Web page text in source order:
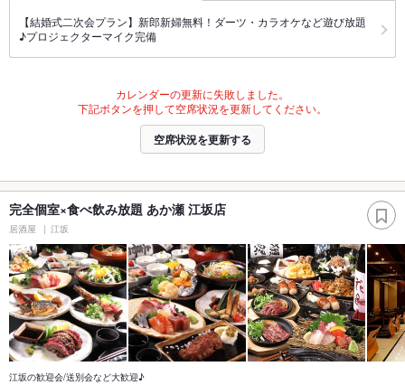
【結婚式二次会プラン】新郎新婦無料！ダーツ・カラオケなど遊び放題
♪プロジェクターマイク完備
カレンダーの更新に失敗しました。
下記ボタンを押して空席状況を更新してください。
空席状況を更新する
完全個室×食べ飲み放題 あか瀬 江坂店
居酒屋 江坂
江坂の歓迎会/送別会など大歓迎♪